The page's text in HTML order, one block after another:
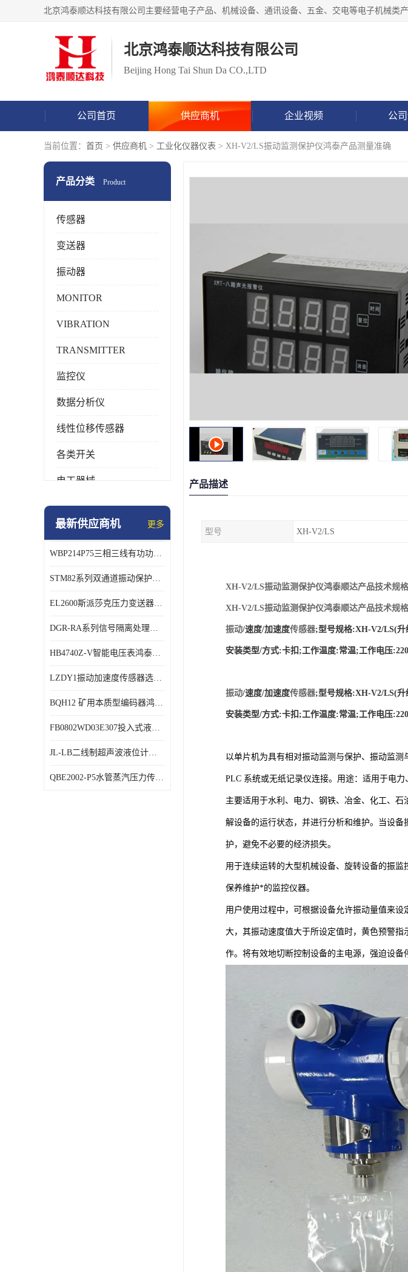
北京鸿泰顺达科技有限公司
Beijing Hong Tai Shun Da CO.,LTD
公司首页 供应商机 企业视频 公
当前位置： 首页 > 供应商机 > 工业化仪器仪表 > XH-V2/LS振动监测保护仪鸿泰产品测量准确
产品分类 Product
传感器
变送器
振动器
MONITOR
VIBRATION
TRANSMITTER
监控仪
数据分析仪
线性位移传感器
各类开关
电工器械
模块化产品
特殊用处传感器
特殊用途变送器
最新供应商机 更多
WBP214P75三相三线有功功率传感器鸿泰顺达产品稳定性好
STM82系列双通道振动保护表鸿泰产品技术规格
EL2600斯派莎克压力变送器技术规格
DGR-RA系列信号隔离处理器鸿泰产品技术规格
HB4740Z-V智能电压表鸿泰产品外形美观大方
LZDY1振动加速度传感器选型资料
BQH12 矿用本质型编码器鸿泰产品实物展示
FB0802WD03E307投入式液位计鸿泰产品选型参数
JL-LB二线制超声波液位计鸿泰产品外形美观大方
QBE2002-P5水管蒸汽压力传感器西门子产品技术规格
产品描述
型号 XH-V2/LS
XH-V2/LS振动监测保护仪鸿泰顺达产品技术规
XH-V2/LS振动监测保护仪鸿泰顺达产品技术规
振动/速度/加速度传感器;型号规格:XH-V2/LS(
安装类型/方式:卡扣;工作温度:常温;工作电压
振动/速度/加速度传感器;型号规格:XH-V2/LS(
安装类型/方式:卡扣;工作温度:常温;工作电压
以单片机为具有相对振动监测与保护、 振动监测
PLC 系统或无纸记录仪连接。 用途： 适用于电力
主要适用于水利、电力、钢铁、冶金、化工、
解设备的运行状态，并进行分析和维护。当设
护，避免不必要的经济损失。
用于连续运转的大型机械设备、旋转设备的振
保养维护*的监控仪器。
用户使用过程中，可根据设备允许振动量值来
大，其振动速度值大于所设定值时，黄色预警
作。将有效地切断控制设备的主电源，强迫设备